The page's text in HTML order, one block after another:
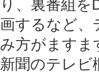
り、裏番組を
画するなど、
み方がますま
新聞のテレビ